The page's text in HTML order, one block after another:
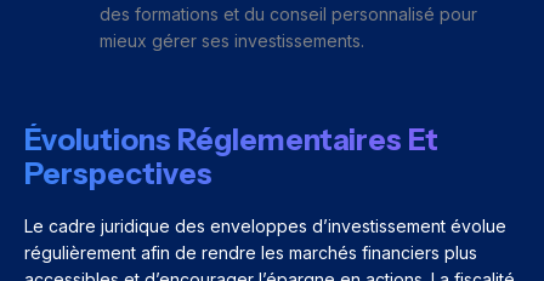
des formations et du conseil personnalisé pour
mieux gérer ses investissements.
Évolutions Réglementaires Et
Perspectives
Le cadre juridique des enveloppes d’investissement évolue
régulièrement afin de rendre les marchés financiers plus